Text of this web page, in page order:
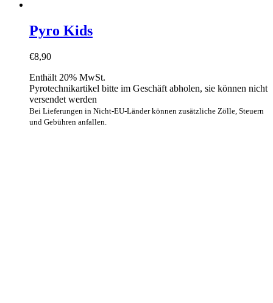
Pyro Kids
€8,90
Enthält 20% MwSt.
Pyrotechnikartikel bitte im Geschäft abholen, sie können nicht
versendet werden
Bei Lieferungen in Nicht-EU-Länder können zusätzliche Zölle, Steuern
und Gebühren anfallen.